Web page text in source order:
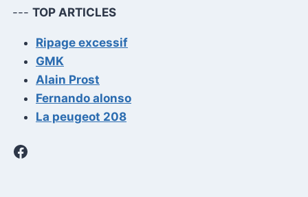
--- TOP ARTICLES
Ripage excessif
GMK
Alain Prost
Fernando alonso
La peugeot 208
Facebook